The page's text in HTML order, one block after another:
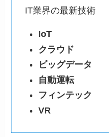
IT業界の最新技術
IoT
クラウド
ビッグデータ
自動運転
フィンテック
VR